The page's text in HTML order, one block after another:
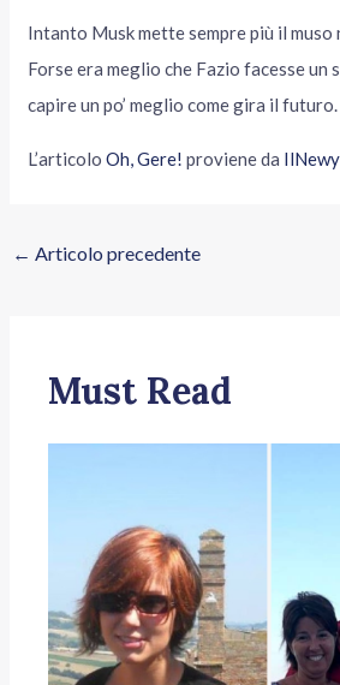
Intanto Musk mette sempre più il
Forse era meglio che Fazio facesse un
capire un po’ meglio come gira il futuro.
L’articoloOh, Gere! proviene da
← Articolo precedente
Must Read